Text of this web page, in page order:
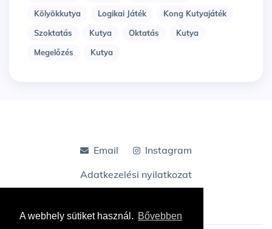
A webhely sütiket használ. Bővebben
Kölyökkutya
Logikai Játék
Kong Kutyajáték
Szoktatás
Kutya Oktatás
Kutya
Megelőzés
Kutya
Email
Instagram
Adatkezelési nyilatkozat